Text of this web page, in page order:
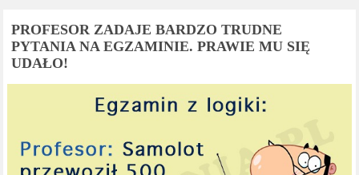
PROFESOR ZADAJE BARDZO TRUDNE
PYTANIA NA EGZAMINIE. PRAWIE MU SIĘ
UDAŁO!